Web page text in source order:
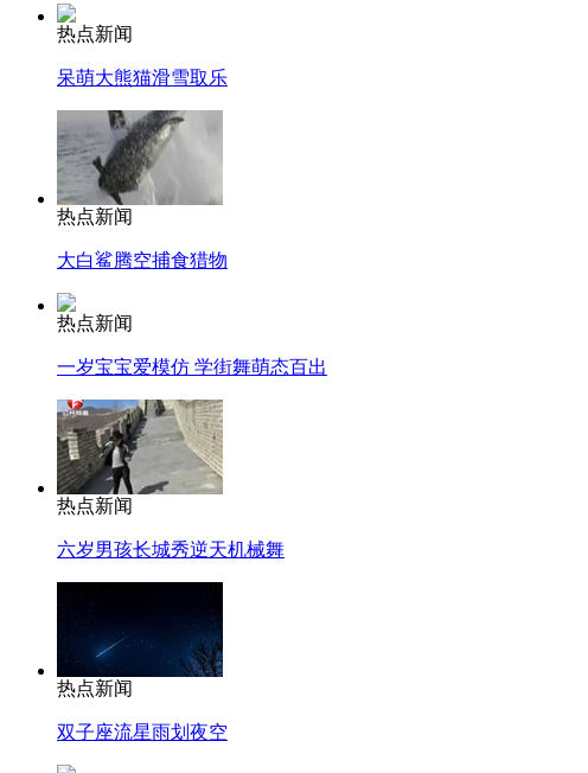
热点新闻
呆萌大熊猫滑雪取乐
热点新闻
大白鲨腾空捕食猎物
热点新闻
一岁宝宝爱模仿 学街舞萌态百出
热点新闻
六岁男孩长城秀逆天机械舞
热点新闻
双子座流星雨划夜空